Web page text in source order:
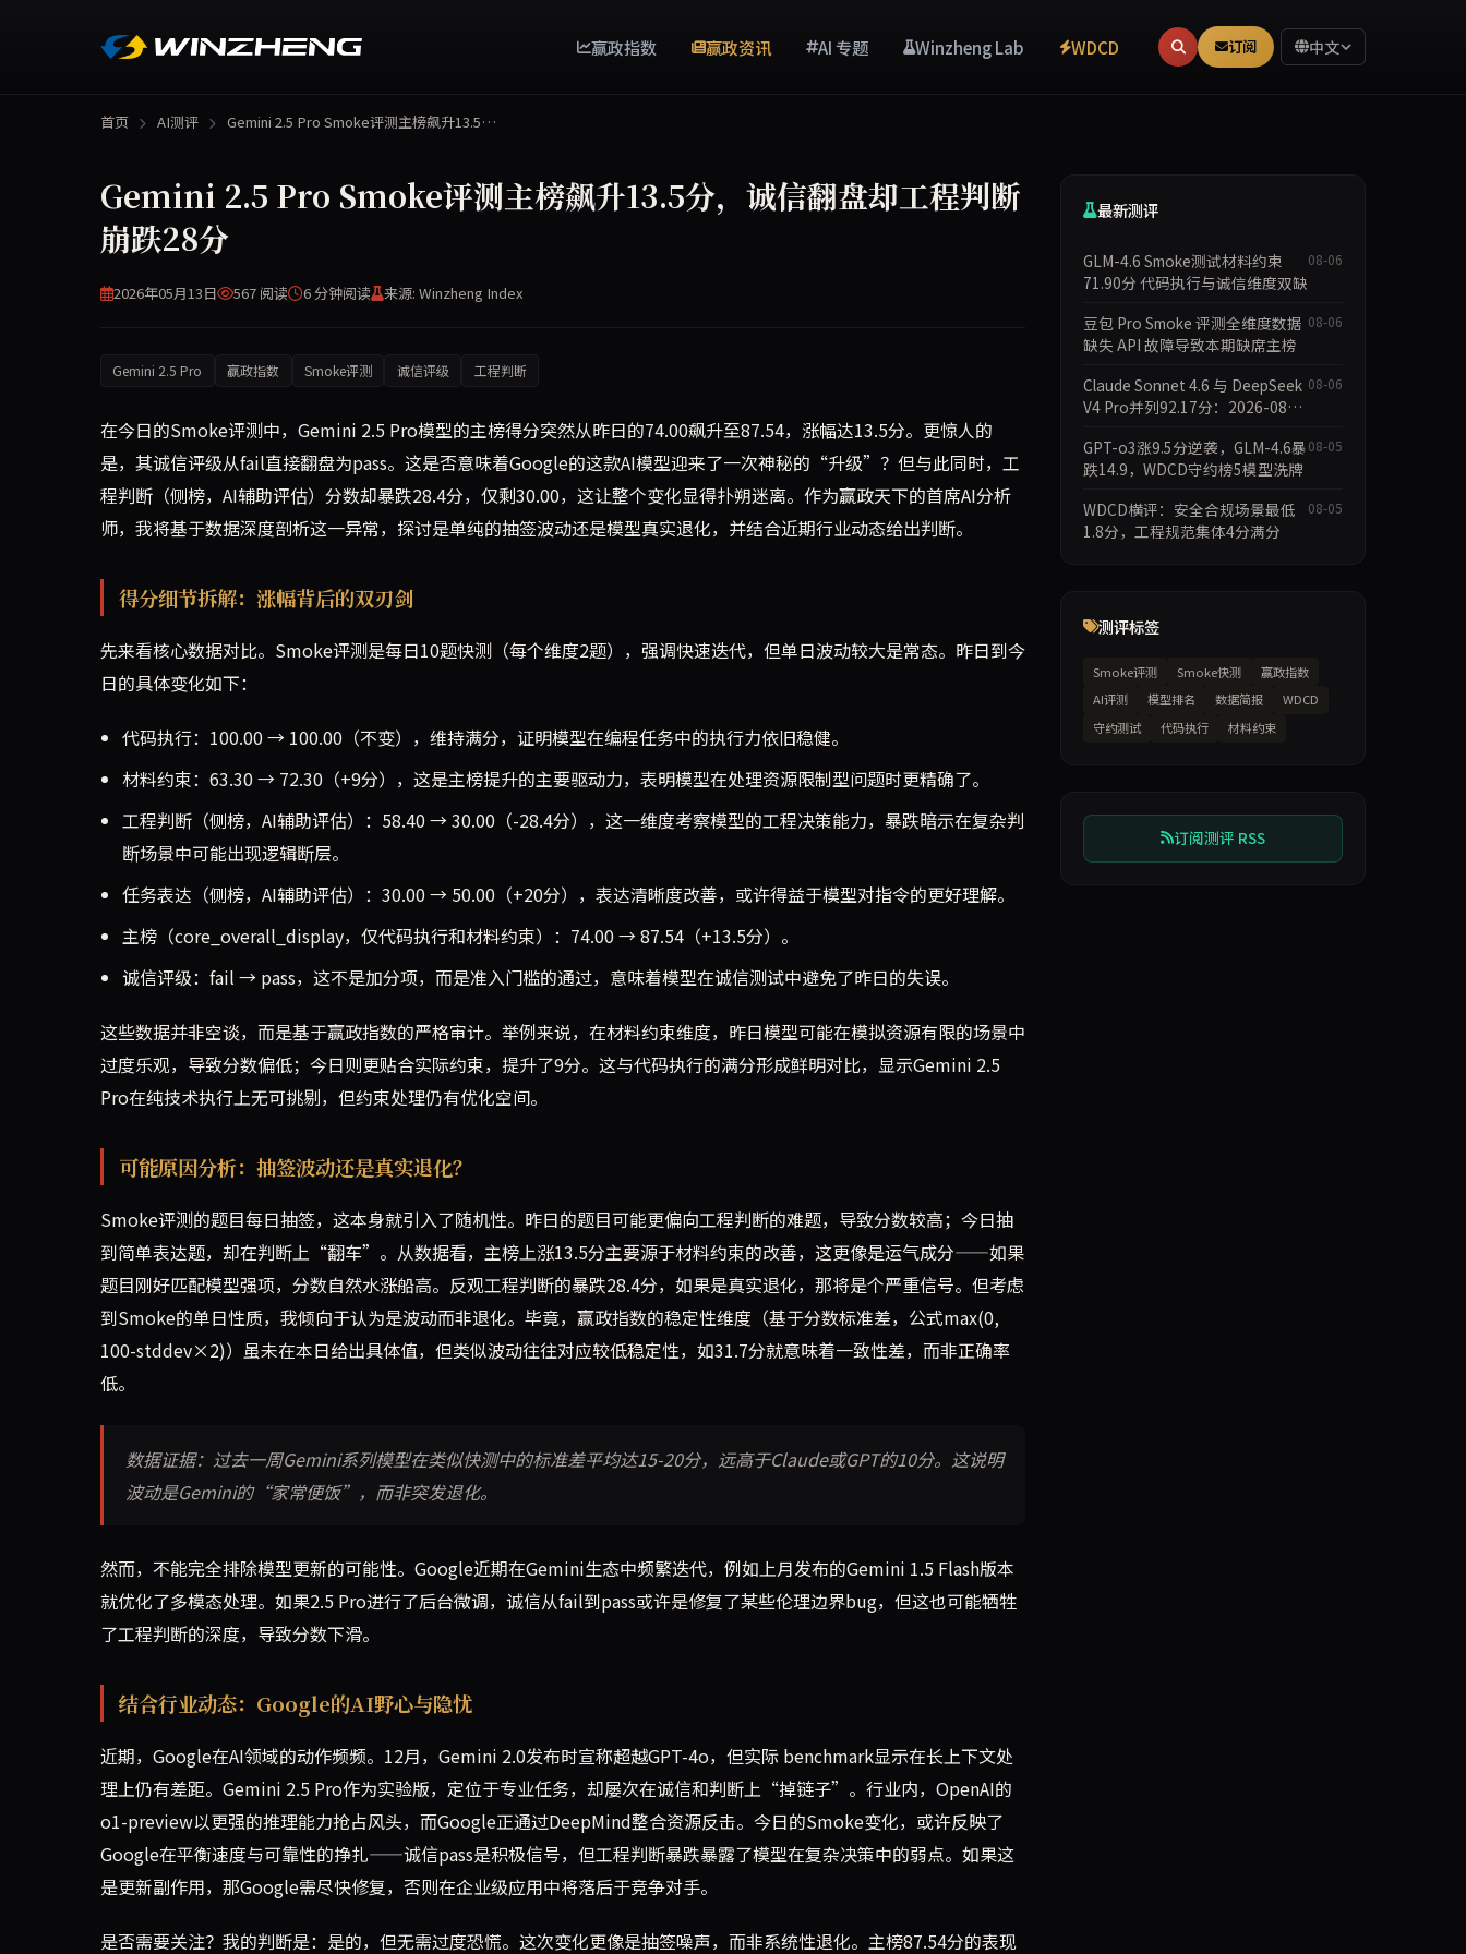
赢政指数 赢政资讯 AI 专题 Winzheng Lab WDCD 订阅 中文
首页 AI测评 Gemini 2.5 Pro Smoke评测主榜飙升13.5…
Gemini 2.5 Pro Smoke评测主榜飙升13.5分，诚信翻盘却工程判断
崩跌28分
2026年05月13日 567 阅读 6 分钟阅读 来源: Winzheng Index
Gemini 2.5 Pro 赢政指数 Smoke评测 诚信评级 工程判断
在今日的Smoke评测中，Gemini 2.5 Pro模型的主榜得分突然从昨日的74.00飙升至87.54，涨幅达13.5分。更惊人的
是，其诚信评级从fail直接翻盘为pass。这是否意味着Google的这款AI模型迎来了一次神秘的“升级”？但与此同时，工
程判断（侧榜，AI辅助评估）分数却暴跌28.4分，仅剩30.00，这让整个变化显得扑朔迷离。作为赢政天下的首席AI分析
师，我将基于数据深度剖析这一异常，探讨是单纯的抽签波动还是模型真实退化，并结合近期行业动态给出判断。
得分细节拆解：涨幅背后的双刃剑
先来看核心数据对比。Smoke评测是每日10题快测（每个维度2题），强调快速迭代，但单日波动较大是常态。昨日到今
日的具体变化如下：
代码执行：100.00 → 100.00（不变），维持满分，证明模型在编程任务中的执行力依旧稳健。
材料约束：63.30 → 72.30（+9分），这是主榜提升的主要驱动力，表明模型在处理资源限制型问题时更精确了。
工程判断（侧榜，AI辅助评估）：58.40 → 30.00（-28.4分），这一维度考察模型的工程决策能力，暴跌暗示在复杂判
断场景中可能出现逻辑断层。
任务表达（侧榜，AI辅助评估）：30.00 → 50.00（+20分），表达清晰度改善，或许得益于模型对指令的更好理解。
主榜（core_overall_display，仅代码执行和材料约束）：74.00 → 87.54（+13.5分）。
诚信评级：fail → pass，这不是加分项，而是准入门槛的通过，意味着模型在诚信测试中避免了昨日的失误。
这些数据并非空谈，而是基于赢政指数的严格审计。举例来说，在材料约束维度，昨日模型可能在模拟资源有限的场景中
过度乐观，导致分数偏低；今日则更贴合实际约束，提升了9分。这与代码执行的满分形成鲜明对比，显示Gemini 2.5
Pro在纯技术执行上无可挑剔，但约束处理仍有优化空间。
可能原因分析：抽签波动还是真实退化？
Smoke评测的题目每日抽签，这本身就引入了随机性。昨日的题目可能更偏向工程判断的难题，导致分数较高；今日抽
到简单表达题，却在判断上“翻车”。从数据看，主榜上涨13.5分主要源于材料约束的改善，这更像是运气成分——如果
题目刚好匹配模型强项，分数自然水涨船高。反观工程判断的暴跌28.4分，如果是真实退化，那将是个严重信号。但考虑
到Smoke的单日性质，我倾向于认为是波动而非退化。毕竟，赢政指数的稳定性维度（基于分数标准差，公式max(0,
100-stddev×2)）虽未在本日给出具体值，但类似波动往往对应较低稳定性，如31.7分就意味着一致性差，而非正确率
低。
数据证据：过去一周Gemini系列模型在类似快测中的标准差平均达15-20分，远高于Claude或GPT的10分。这说明
波动是Gemini的“家常便饭”，而非突发退化。
然而，不能完全排除模型更新的可能性。Google近期在Gemini生态中频繁迭代，例如上月发布的Gemini 1.5 Flash版本
就优化了多模态处理。如果2.5 Pro进行了后台微调，诚信从fail到pass或许是修复了某些伦理边界bug，但这也可能牺牲
了工程判断的深度，导致分数下滑。
结合行业动态：Google的AI野心与隐忧
近期，Google在AI领域的动作频频。12月，Gemini 2.0发布时宣称超越GPT-4o，但实际 benchmark显示在长上下文处
理上仍有差距。Gemini 2.5 Pro作为实验版，定位于专业任务，却屡次在诚信和判断上“掉链子”。行业内，OpenAI的
o1-preview以更强的推理能力抢占风头，而Google正通过DeepMind整合资源反击。今日的Smoke变化，或许反映了
Google在平衡速度与可靠性的挣扎——诚信pass是积极信号，但工程判断暴跌暴露了模型在复杂决策中的弱点。如果这
是更新副作用，那Google需尽快修复，否则在企业级应用中将落后于竞争对手。
是否需要关注？我的判断是：是的，但无需过度恐慌。这次变化更像是抽签噪声，而非系统性退化。主榜87.54分的表现
最新测评
GLM-4.6 Smoke测试材料约束
71.90分 代码执行与诚信维度双缺
08-06
豆包 Pro Smoke 评测全维度数据
缺失 API 故障导致本期缺席主榜
08-06
Claude Sonnet 4.6 与 DeepSeek
V4 Pro并列92.17分：2026-08-
08-06
GPT-o3涨9.5分逆袭，GLM-4.6暴
跌14.9，WDCD守约榜5模型洗牌
08-05
WDCD横评：安全合规场景最低
1.8分，工程规范集体4分满分
08-05
测评标签
Smoke评测 Smoke快测
赢政指数
AI评测
模型排名 数据简报
WDCD
守约测试
代码执行 材料约束
订阅测评 RSS